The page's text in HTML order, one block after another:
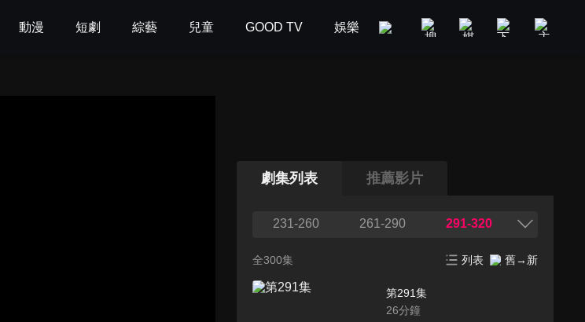
動漫 短劇 綜藝 兒童 GOOD TV 娛樂 美食旅遊 新聞政論
劇集列表 推薦影片
231-260 261-290 291-320
全300集 列表 舊→新
第291集
26分鐘